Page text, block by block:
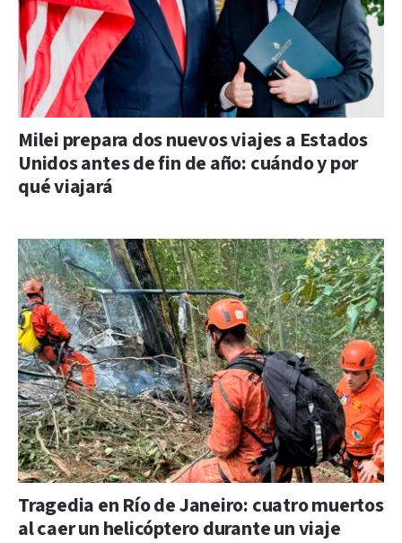
Milei prepara dos nuevos viajes a Estados
Unidos antes de fin de año: cuándo y por
qué viajará
Tragedia en Río de Janeiro: cuatro muertos
al caer un helicóptero durante un viaje